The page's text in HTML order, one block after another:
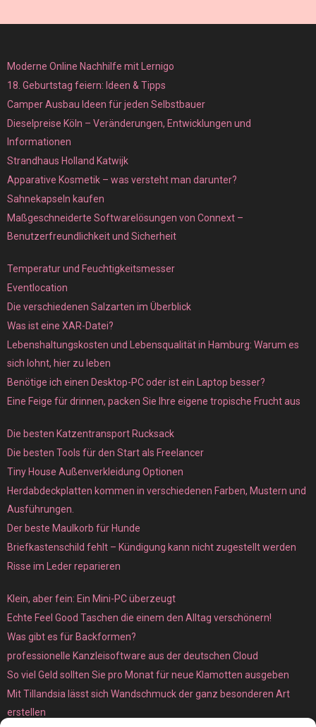
Moderne Online Nachhilfe mit Lernigo
18. Geburtstag feiern: Ideen & Tipps
Camper Ausbau Ideen für jeden Selbstbauer
Dieselpreise Köln – Veränderungen, Entwicklungen und
Informationen
Strandhaus Holland Katwijk
Apparative Kosmetik – was versteht man darunter?
Sahnekapseln kaufen
Maßgeschneiderte Softwarelösungen von Connext –
Benutzerfreundlichkeit und Sicherheit
Temperatur und Feuchtigkeitsmesser
Eventlocation
Die verschiedenen Salzarten im Überblick
Was ist eine XAR-Datei?
Lebenshaltungskosten und Lebensqualität in Hamburg: Warum es
sich lohnt, hier zu leben
Benötige ich einen Desktop-PC oder ist ein Laptop besser?
Eine Feige für drinnen, packen Sie Ihre eigene tropische Frucht aus
Die besten Katzentransport Rucksack
Die besten Tools für den Start als Freelancer
Tiny House Außenverkleidung Optionen
Herdabdeckplatten kommen in verschiedenen Farben, Mustern und
Ausführungen.
Der beste Maulkorb für Hunde
Briefkastenschild fehlt – Kündigung kann nicht zugestellt werden
Risse im Leder reparieren
Klein, aber fein: Ein Mini-PC überzeugt
Echte Feel Good Taschen die einem den Alltag verschönern!
Was gibt es für Backformen?
professionelle Kanzleisoftware aus der deutschen Cloud
So viel Geld sollten Sie pro Monat für neue Klamotten ausgeben
Mit Tillandsia lässt sich Wandschmuck der ganz besonderen Art
erstellen